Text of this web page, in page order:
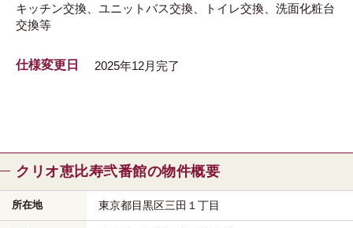
キッチン交換、ユニットバス交換、トイレ交換、洗面化粧台
交換等
仕様変更日 2025年12月完了
クリオ恵比寿弐番館の物件概要
所在地 東京都目黒区三田１丁目